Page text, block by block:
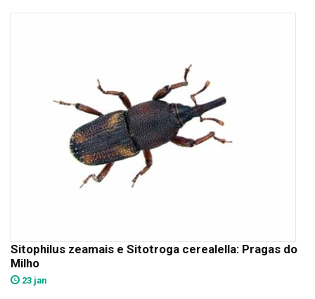
Sitophilus zeamais e Sitotroga cerealella: Pragas do
Milho
23 jan